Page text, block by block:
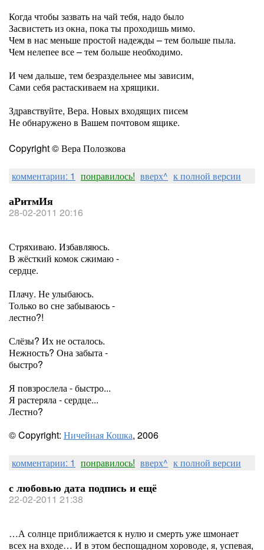
Когда чтобы зазвать на чай тебя, надо было
Засвистеть из окна, пока ты проходишь мимо.
Чем в нас меньше простой надежды – тем больше пыла.
Чем нелепее все – тем больше необходимо.
И чем дальше, тем безраздельнее мы зависим,
Сами себя растаскиваем на хрящики.
Здравствуйте, Вера. Новых входящих писем
Не обнаружено в Вашем почтовом ящике.
Copyright © Вера Полозкова
комментарии: 1 понравилось! вверх^ к полной версии
аРитмИя
28-02-2011 20:16
Стряхиваю. Избавляюсь.
В жёсткий комок сжимаю -
сердце.
Плачу. Не улыбаюсь.
Только во сне забываюсь -
лестно?!
Слёзы? Их не осталось.
Нежность? Она забыта -
быстро?
Я повзрослела - быстро...
Я растеряла - сердце...
Лестно?
© Copyright: Ничейная Кошка, 2006
комментарии: 1 понравилось! вверх^ к полной версии
с любовью дата подпись и ещё
22-02-2011 21:38
…А солнце приближается к нулю и смерть уже шмонает
всех на входе… И в этом беспощадном хороводе, я, успевая,